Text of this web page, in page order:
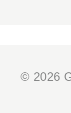
© 2026